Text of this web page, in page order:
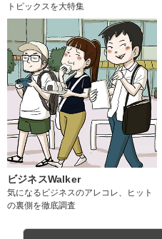
トピックスを大特集
ビジネスWalker
気になるビジネスのアレコレ、ヒット
の裏側を徹底調査